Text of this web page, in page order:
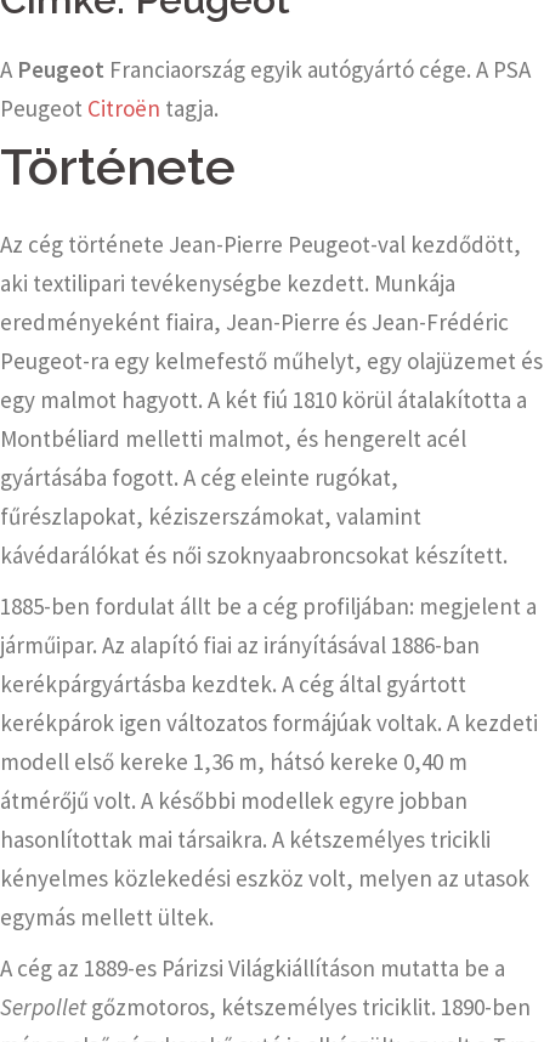
A Peugeot Franciaország egyik autógyártó cége. A PSA
Peugeot Citroën tagja.
Története
Az cég története Jean-Pierre Peugeot-val kezdődött,
aki textilipari tevékenységbe kezdett. Munkája
eredményeként fiaira, Jean-Pierre és Jean-Frédéric
Peugeot-ra egy kelmefestő műhelyt, egy olajüzemet és
egy malmot hagyott. A két fiú 1810 körül átalakította a
Montbéliard melletti malmot, és hengerelt acél
gyártásába fogott. A cég eleinte rugókat,
fűrészlapokat, kéziszerszámokat, valamint
kávédarálókat és női szoknyaabroncsokat készített.
1885-ben fordulat állt be a cég profiljában: megjelent a
járműipar. Az alapító fiai az irányításával 1886-ban
kerékpárgyártásba kezdtek. A cég által gyártott
kerékpárok igen változatos formájúak voltak. A kezdeti
modell első kereke 1,36 m, hátsó kereke 0,40 m
átmérőjű volt. A későbbi modellek egyre jobban
hasonlítottak mai társaikra. A kétszemélyes tricikli
kényelmes közlekedési eszköz volt, melyen az utasok
egymás mellett ültek.
A cég az 1889-es Párizsi Világkiállításon mutatta be a
Serpolletgőzmotoros, kétszemélyes triciklit. 1890-ben